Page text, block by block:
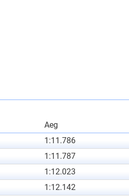
Aeg
1:11.786
1:11.787
1:12.023
1:12.142